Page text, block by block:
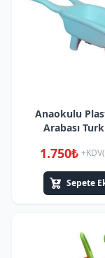
Anaokulu
Arabası
1.750₺
Sepete